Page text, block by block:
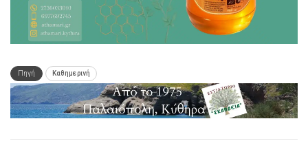
Πηγή Καθημερινή